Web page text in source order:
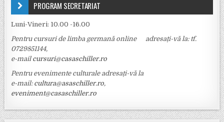
PROGRAM SECRETARIAT
Luni-Vineri: 10.00 -16.00
Pentru cursuri de limba germană online adresați-vă la: tf.
0729851144,
e-mail cursuri@casaschiller.ro
Pentru evenimente culturale adresați-vă la
e-mail: cultura@asaschiller.ro,
eveniment@casaschiller.ro